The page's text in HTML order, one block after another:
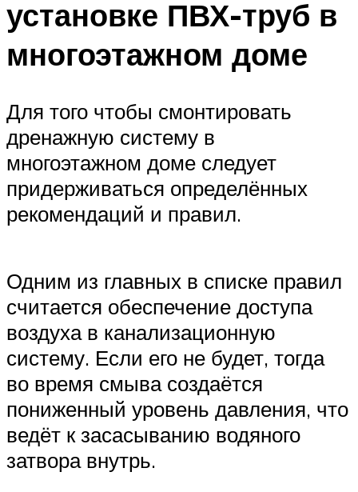
установке ПВХ-труб в
многоэтажном доме
Для того чтобы смонтировать
дренажную систему в
многоэтажном доме следует
придерживаться определённых
рекомендаций и правил.
Одним из главных в списке правил
считается обеспечение доступа
воздуха в канализационную
систему. Если его не будет, тогда
во время смыва создаётся
пониженный уровень давления, что
ведёт к засасыванию водяного
затвора внутрь.